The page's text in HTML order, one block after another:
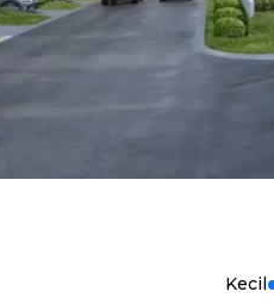
Kecil